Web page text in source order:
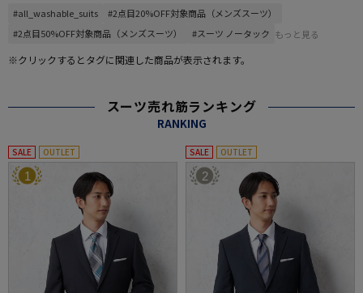
#all_washable_suits
#2点目20%OFF対象商品（メンズスーツ）
#2点目50%OFF対象商品（メンズスーツ）
#スーツ ノータック もっと見る
※クリックするとタグに関連した商品が表示されます。
スーツ売れ筋ランキング
RANKING
SALE OUTLET
1
SALE OUTLET
2